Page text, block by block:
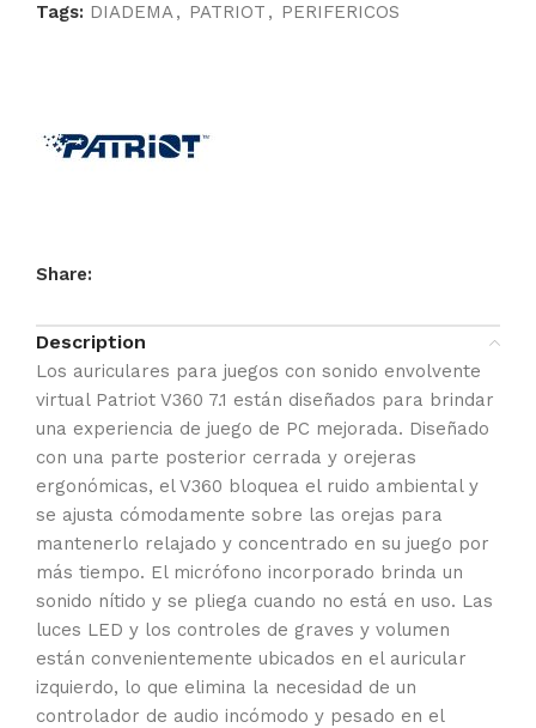
Tags: DIADEMA, PATRIOT , PERIFERICOS
Share:
Description
Los auriculares para juegos con sonido envolvente
virtual Patriot V360 7.1 están diseñados para brindar
una experiencia de juego de PC mejorada. Diseñado
con una parte posterior cerrada y orejeras
ergonómicas, el V360 bloquea el ruido ambiental y
se ajusta cómodamente sobre las orejas para
mantenerlo relajado y concentrado en su juego por
más tiempo. El micrófono incorporado brinda un
sonido nítido y se pliega cuando no está en uso. Las
luces LED y los controles de graves y volumen
están convenientemente ubicados en el auricular
izquierdo, lo que elimina la necesidad de un
controlador de audio incómodo y pesado en el